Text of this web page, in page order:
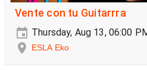
Vente con tu Guitarrra
Thursday, Aug 13, 06:00
ESLA Eko